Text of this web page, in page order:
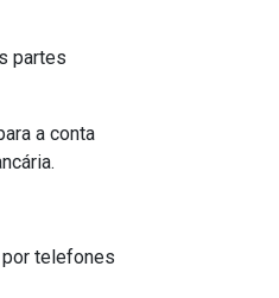
partes
a conta
telefones